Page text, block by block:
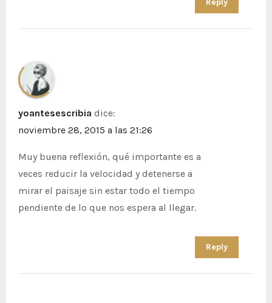
Reply
yoantesescribia dice:
noviembre 28, 2015 a las 21:26
Muy buena reflexión, qué importante es a
veces reducir la velocidad y detenerse a
mirar el paisaje sin estar todo el tiempo
pendiente de lo que nos espera al llegar.
Reply